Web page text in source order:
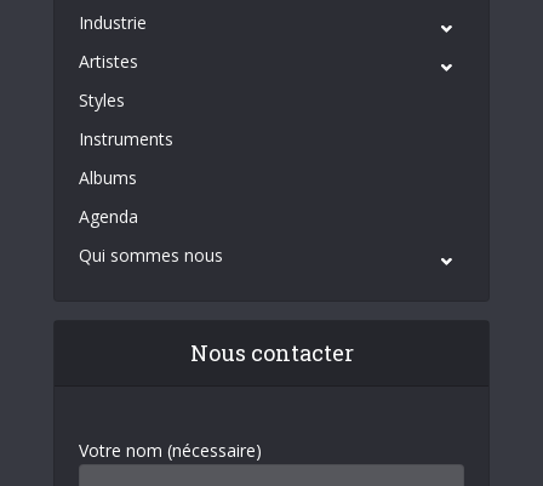
Industrie
Artistes
Styles
Instruments
Albums
Agenda
Qui sommes nous
Nous contacter
Votre nom (nécessaire)